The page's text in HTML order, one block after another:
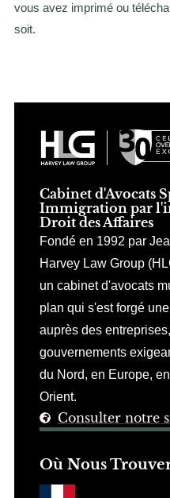
vous avez imprimé ou
soit.
Cabinet d'Avocats
Immigration par
Droit des Affaires
Fondé en 1992 par
Harvey Law Group
un cabinet d'avocats
plan qui s'est forgé
auprès des
gouvernements
du Nord, en Europe,
Orient.
Consulter notre
Où Nous
Conseiller HLG
Disponible du lundi au